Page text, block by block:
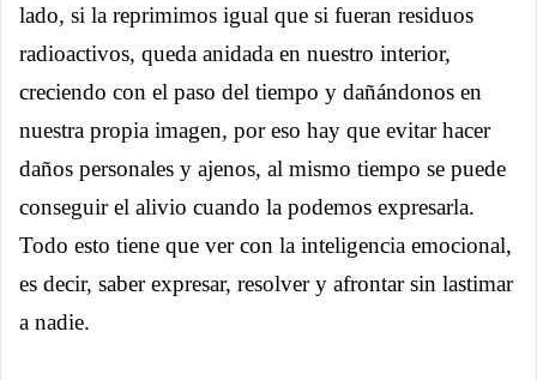
lado, si la reprimimos igual que si fueran residuos
radioactivos, queda anidada en nuestro interior,
creciendo con el paso del tiempo y dañándonos en
nuestra propia imagen, por eso hay que evitar hacer
daños personales y ajenos, al mismo tiempo se puede
conseguir el alivio cuando la podemos expresarla.
Todo esto tiene que ver con la inteligencia emocional,
es decir, saber expresar, resolver y afrontar sin lastimar
a nadie.